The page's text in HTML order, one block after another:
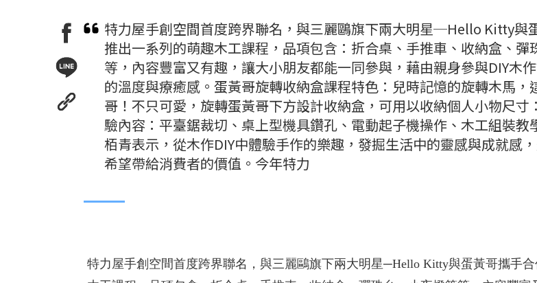
特力屋手創空間首度跨界聯名，與三麗鷗旗下兩大明星─Hello Kitty與
推出一系列的萌趣木工課程，品項包含：折合桌、手推車、收納盒、彈
等，內容豐富又有趣，讓大小朋友都能一同參與，藉由親身參與DIY木
的溫度與療癒感。蛋黃哥旋轉收納盒課程特色：兒時記憶的旋轉木馬，
哥！不只可愛，旋轉蛋黃哥下方設計收納盒，可用以收納個人小物尺寸
驗內容：平臺鋸裁切、桌上型機具鑽孔、電動起子機操作、木工組裝教
栢青表示，從木作DIY中體驗手作的樂趣，發掘生活中的靈感與成就感
希望帶給消費者的價值。今年特力
特力屋手創空間首度跨界聯名，與三麗鷗旗下兩大明星─Hello Kitty與蛋黃哥攜手